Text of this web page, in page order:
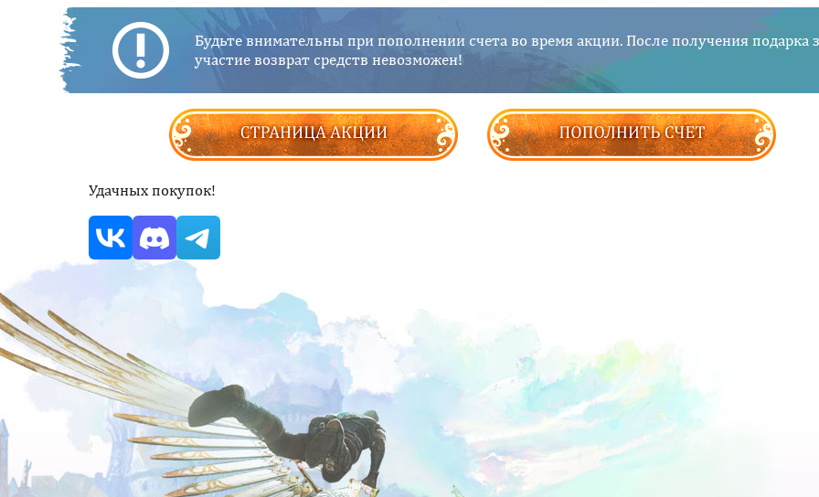
Будьте внимательны при пополнении счета во время акции. После получения подарка
участие возврат средств невозможен!
Удачных покупок!